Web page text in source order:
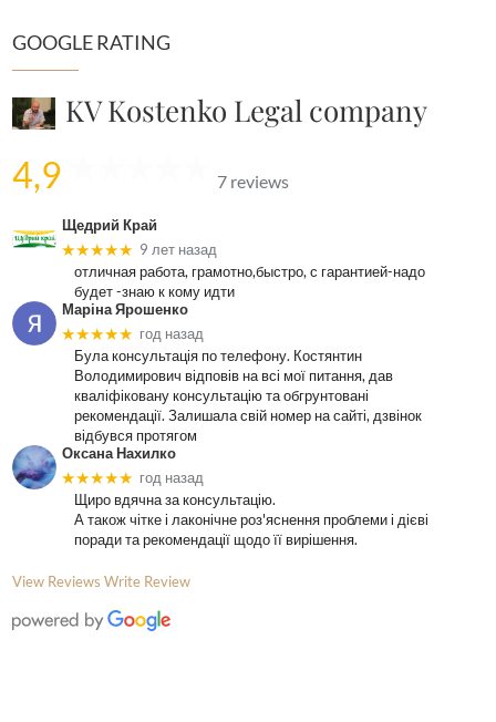
GOOGLE RATING
KV Kostenko Legal company
4,9 7 reviews
Щедрий Край
★★★★★ 9 лет назад
отличная работа, грамотно,быстро, с гарантией-надо
будет -знаю к кому идти
Маріна Ярошенко
★★★★★ год назад
Була консультація по телефону. Костянтин
Володимирович відповів на всі мої питання, дав
кваліфіковану консультацію та обгрунтовані
рекомендації. Залишала свій номер на сайті, дзвінок
відбувся протягом
Оксана Нахилко
★★★★★ год назад
Щиро вдячна за консультацію.
А також чітке і лаконічне роз'яснення проблеми і дієві
поради та рекомендації щодо її вирішення.
View Reviews Write Review